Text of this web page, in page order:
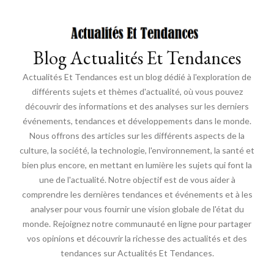
Blog Actualités Et Tendances
Actualités Et Tendances est un blog dédié à l'exploration de
différents sujets et thèmes d'actualité, où vous pouvez
découvrir des informations et des analyses sur les derniers
événements, tendances et développements dans le monde.
Nous offrons des articles sur les différents aspects de la
culture, la société, la technologie, l'environnement, la santé et
bien plus encore, en mettant en lumière les sujets qui font la
une de l'actualité. Notre objectif est de vous aider à
comprendre les dernières tendances et événements et à les
analyser pour vous fournir une vision globale de l'état du
monde. Rejoignez notre communauté en ligne pour partager
vos opinions et découvrir la richesse des actualités et des
tendances sur Actualités Et Tendances.